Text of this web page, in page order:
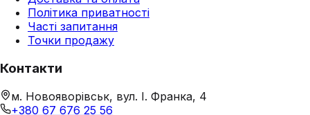
Політика приватності
Часті запитання
Точки продажу
Контакти
м. Новояворівськ, вул. І. Франка, 4
+380 67 676 25 56